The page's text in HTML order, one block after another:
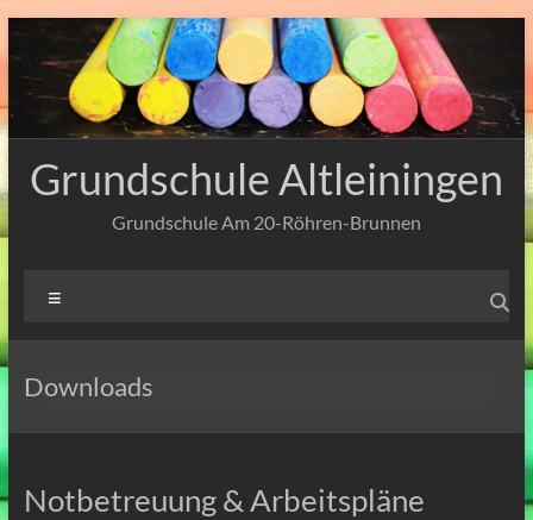
Zum
Inhalt
springen
Grundschule Altleiningen
Grundschule Am 20-Röhren-Brunnen
Downloads
Notbetreuung & Arbeitspläne